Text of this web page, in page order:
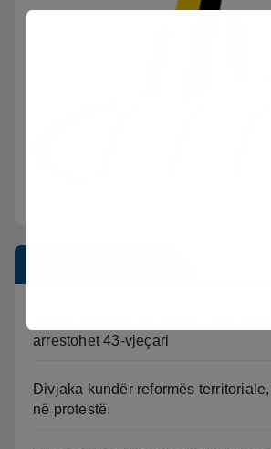
arrestohet 43-vjeçari
Divjaka kundër reformës
në protestë.